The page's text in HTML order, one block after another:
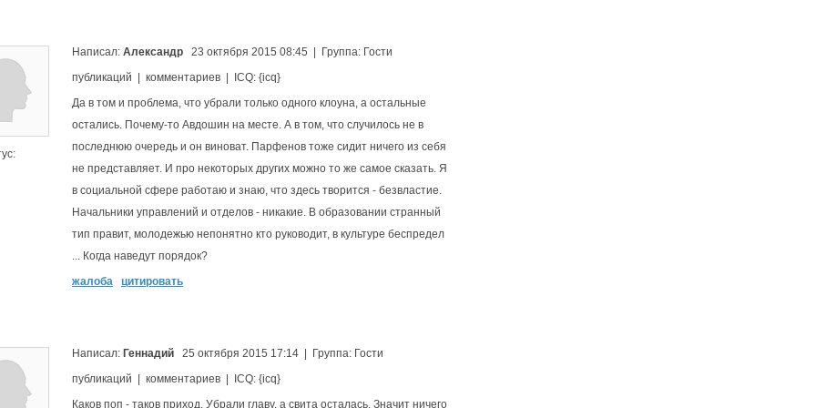
Написал: Александр 23 октября 2015 08:45 | Группа: Гости
публикаций | комментариев | ICQ: {icq}
Да в том и проблема, что убрали только одного клоуна, а остальные
остались. Почему-то Авдошин на месте. А в том, что случилось не в
последнюю очередь и он виноват. Парфенов тоже сидит ничего из себя
не представляет. И про некоторых других можно то же самое сказать. Я
в социальной сфере работаю и знаю, что здесь творится - безвластие.
Начальники управлений и отделов - никакие. В образовании странный
тип правит, молодежью непонятно кто руководит, в культуре беспредел
... Когда наведут порядок?
жалоба
цитировать
Написал: Геннадий 25 октября 2015 17:14 | Группа: Гости
публикаций | комментариев | ICQ: {icq}
Каков поп - таков приход. Убрали главу, а свита осталась. Значит ничего